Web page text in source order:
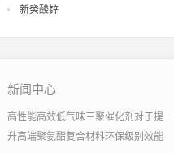
新癸酸锌
新闻中心
高性能高效低气味三聚催化剂对于提
升高端聚氨酯复合材料环保级别效能